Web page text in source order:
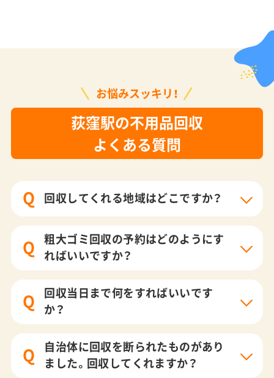
お悩みスッキリ！
荻窪駅の不用品回収
よくある質問
Q 回収してくれる地域はどこですか？
Q
粗大ゴミ回収の予約はどのようにす
ればいいですか？
Q
回収当日まで何をすればいいです
か？
Q
自治体に回収を断られたものがあり
ました。回収してくれますか？